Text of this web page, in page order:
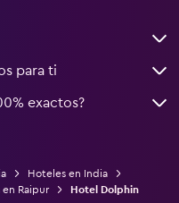
para ti
exactos?
Hoteles en India
Raipur Hotel Dolphin